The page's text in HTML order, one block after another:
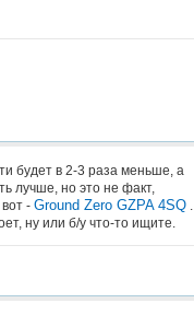
будет в 2-3 раза меньше, а
лучше, но это не факт,
- Ground Zero GZPA 4SQ.
ну или б/у что-то ищите.